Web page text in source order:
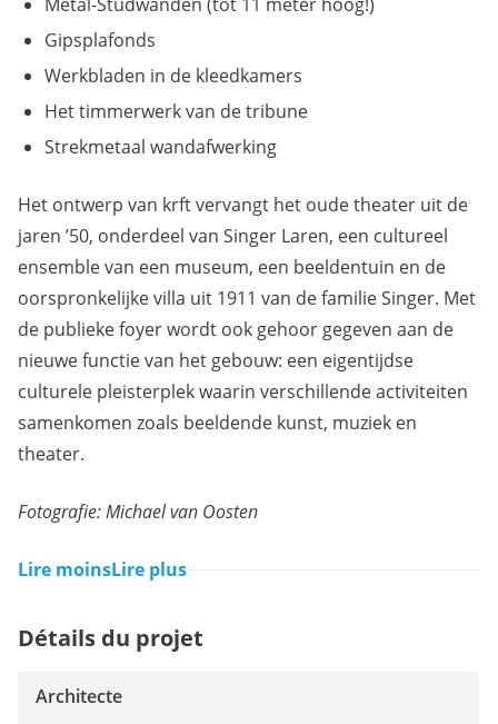
Gipsplafonds
Werkbladen in de kleedkamers
Het timmerwerk van de tribune
Strekmetaal wandafwerking
Het ontwerp van krft vervangt het oude theater uit de
jaren ’50, onderdeel van Singer Laren, een cultureel
ensemble van een museum, een beeldentuin en de
oorspronkelijke villa uit 1911 van de familie Singer. Met
de publieke foyer wordt ook gehoor gegeven aan de
nieuwe functie van het gebouw: een eigentijdse
culturele pleisterplek waarin verschillende activiteiten
samenkomen zoals beeldende kunst, muziek en
theater.
Fotografie: Michael van Oosten
Lire moinsLire plus
Détails du projet
Architecte